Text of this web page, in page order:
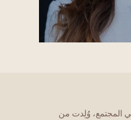
المجتمع، وُلِدت من